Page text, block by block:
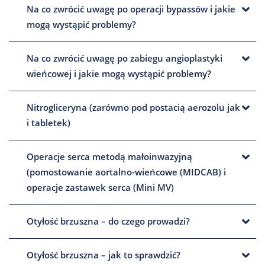
Na co zwrócić uwagę po operacji bypassów i jakie
mogą wystąpić problemy?
Na co zwrócić uwagę po zabiegu angioplastyki
wieńcowej i jakie mogą wystąpić problemy?
Nitrogliceryna (zarówno pod postacią aerozolu jak
i tabletek)
Operacje serca metodą małoinwazyjną
(pomostowanie aortalno-wieńcowe (MIDCAB) i
operacje zastawek serca (Mini MV)
Otyłość brzuszna – do czego prowadzi?
Otyłość brzuszna – jak to sprawdzić?